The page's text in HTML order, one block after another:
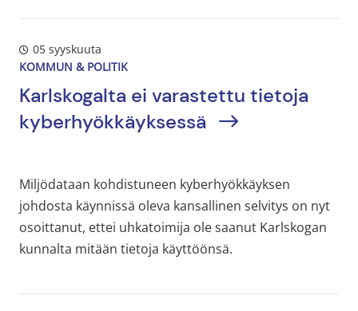
05 syyskuuta
KOMMUN & POLITIK
Karlskogalta ei varastettu tietoja
kyberhyökkäyksessä
Miljödataan kohdistuneen kyberhyökkäyksen
johdosta käynnissä oleva kansallinen selvitys on nyt
osoittanut, ettei uhkatoimija ole saanut Karlskogan
kunnalta mitään tietoja käyttöönsä.